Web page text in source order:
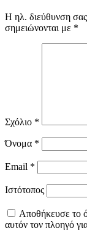
Η ηλ. διεύθυνση σας
σημειώνονται με *
Σχόλιο *
Όνομα *
Email *
Ιστότοπος
Αποθήκευσε το
αυτόν τον πλοηγό